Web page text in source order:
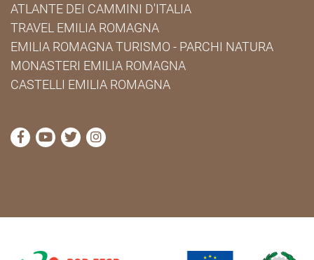
ATLANTE DEI CAMMINI D'ITALIA
TRAVEL EMILIA ROMAGNA
EMILIA ROMAGNA TURISMO - PARCHI NATURA
MONASTERI EMILIA ROMAGNA
CASTELLI EMILIA ROMAGNA
visita la pagina Facebook di Cammini Emilia-
visita la pagina YouTube di Cammini Emilia-
visita la pagina Twitter di Cammini Emilia-
visita la pagina Instagram di Cammini